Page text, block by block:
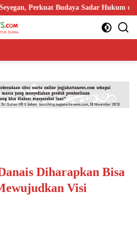
Budaya Sadar Hukum di Sekolah
Diharapkan Bisa
Visi